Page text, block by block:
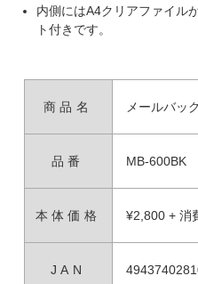
内側にはA4クリアファイル
ト付きです。
商品名 メールバッ
品番 MB-600BK
本体価格 ¥2,800 + 消
JAN